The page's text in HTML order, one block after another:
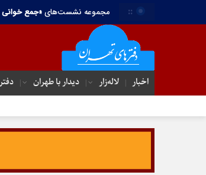
:: مجموعه نشست‌های«جمع خوانی
اخبار لاله‌زار دیدار با طهران